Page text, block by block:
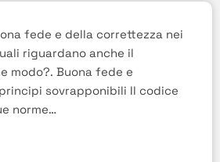
fede e della correttezza nei
riguardano anche il
modo?. Buona fede e
sovrapponibili Il codice
norme…